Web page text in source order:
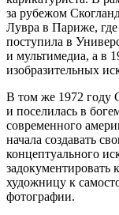
за рубежом
Лувра в Париже,
поступила в
и мультимедиа, а в
изобразительных
В том же 1972 году
и поселилась в
современного
начала создавать
концептуального
задокументировать
художницу к
фотографии.